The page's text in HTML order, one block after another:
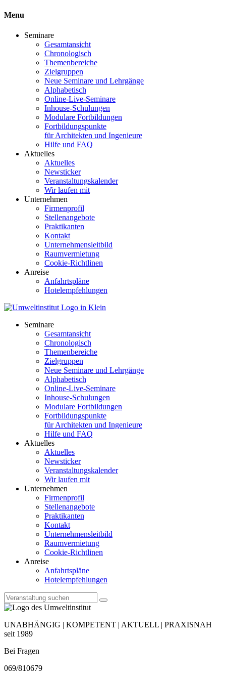
Menu
Seminare
Gesamtansicht
Chronologisch
Themenbereiche
Zielgruppen
Neue Seminare und Lehrgänge
Alphabetisch
Online-Live-Seminare
Inhouse-Schulungen
Modulare Fortbildungen
Fortbildungspunkte
für Architekten und Ingenieure
Hilfe und FAQ
Aktuelles
Aktuelles
Newsticker
Veranstaltungskalender
Wir laufen mit
Unternehmen
Firmenprofil
Stellenangebote
Praktikanten
Kontakt
Unternehmensleitbild
Raumvermietung
Cookie-Richtlinen
Anreise
Anfahrtspläne
Hotelempfehlungen
Seminare
Gesamtansicht
Chronologisch
Themenbereiche
Zielgruppen
Neue Seminare und Lehrgänge
Alphabetisch
Online-Live-Seminare
Inhouse-Schulungen
Modulare Fortbildungen
Fortbildungspunkte
für Architekten und Ingenieure
Hilfe und FAQ
Aktuelles
Aktuelles
Newsticker
Veranstaltungskalender
Wir laufen mit
Unternehmen
Firmenprofil
Stellenangebote
Praktikanten
Kontakt
Unternehmensleitbild
Raumvermietung
Cookie-Richtlinen
Anreise
Anfahrtspläne
Hotelempfehlungen
UNABHÄNGIG | KOMPETENT | AKTUELL | PRAXISNAH
seit 1989
Bei Fragen
069/810679